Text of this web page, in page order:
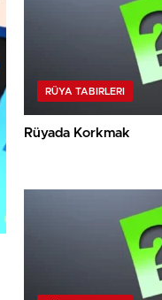
RÜYA TABIRLERI
Rüyada Korkmak